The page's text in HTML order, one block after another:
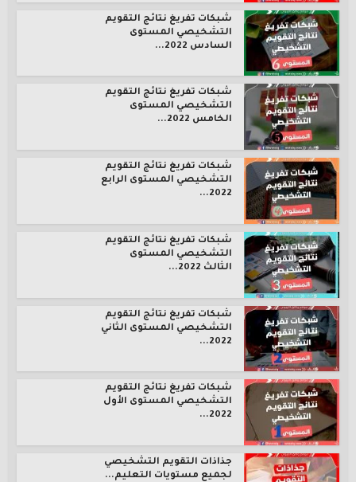
شبكات تفريغ نتائج التقويم
التشخيصي المستوى
السادس 2022...
شبكات تفريغ نتائج التقويم
التشخيصي المستوى
الخامس 2022...
شبكات تفريغ نتائج التقويم
التشخيصي المستوى الرابع
2022...
شبكات تفريغ نتائج التقويم
التشخيصي المستوى
الثالث 2022...
شبكات تفريغ نتائج التقويم
التشخيصي المستوى الثاني
2022...
شبكات تفريغ نتائج التقويم
التشخيصي المستوى الأول
2022...
جذاذات التقويم التشخيصي
لجميع مستويات التعليم...